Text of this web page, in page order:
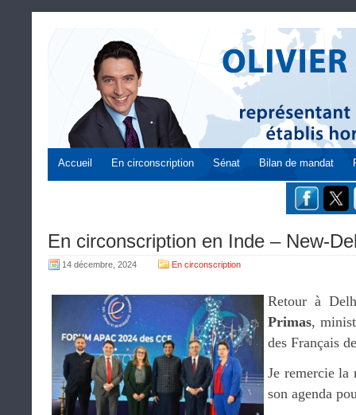
Accueil En circonscription Sénat Bilan de mandat
En circonscription en Inde – New-
14 décembre, 2024 En circonscription
Retour à
Primas,
des Français
Je remercie la
son agenda